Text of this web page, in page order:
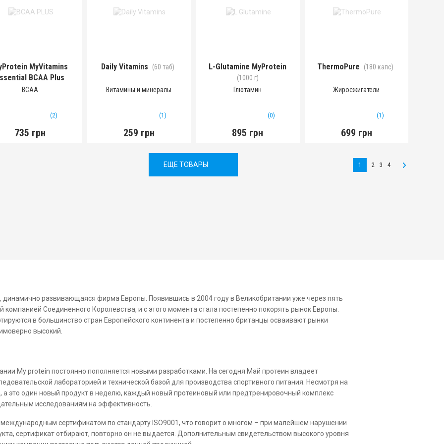
MyVitamins
BCAA Plus
(270 таб)
BCAA
(2)
735 грн
Daily Vitamins (60 таб)
Витамины и минералы
(1)
259 грн
L-Glutamine MyProtein
(1000 г)
Глютамин
(0)
895 грн
ThermoPure (180 капс)
Жиросжигатели
(1)
699 грн
ЕЩЕ ТОВАРЫ 1 2 3 4
развивающаяся фирма Европы. Появившись в 2004 году в Великобритании уже через пять
компанией Соединенного Королевства, и с этого момента стала постепенно покорять рынок Европы.
в большинство стран Европейского континента и постепенно британцы осваивают рынки
высокий.
My protein постоянно пополняется новыми разработками. На сегодня Май протеин владеет
лабораторией и технической базой для производства спортивного питания. Несмотря на
а это один новый продукт в неделю, каждый новый протеиновый или предтренировочный комплекс
исследованиям на эффективность.
сертификатом по стандарту ISO9001, что говорит о многом – при малейшем нарушении
сертификат отбирают, повторно он не выдается. Дополнительным свидетельством высокого уровня